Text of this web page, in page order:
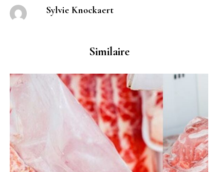
Sylvie Knockaert
Similaire